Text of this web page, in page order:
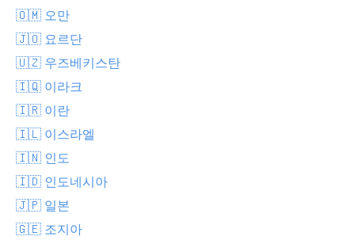
🇴🇲 오만
🇯🇴 요르단
🇺🇿 우즈베키스탄
🇮🇶 이라크
🇮🇷 이란
🇮🇱 이스라엘
🇮🇳 인도
🇮🇩 인도네시아
🇯🇵 일본
🇬🇪 조지아